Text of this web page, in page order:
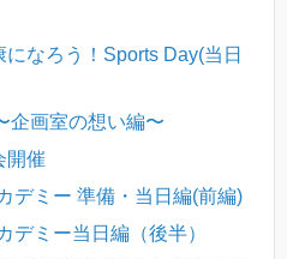
になろう！Sports Day(当日
企画室の想い編〜
開催
デミー 準備・当日編(前編)
デミー当日編（後半）